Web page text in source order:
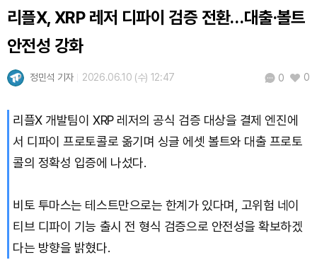
리플X, XRP 레저 디파이 검증 전환…대출·볼트
안전성 강화
정민석 기자 2026.06.10 (수) 12:47 0 0
리플X 개발팀이 XRP 레저의 공식 검증 대상을 결제 엔진에
서 디파이 프로토콜로 옮기며 싱글 에셋 볼트와 대출 프로토
콜의 정확성 입증에 나섰다.
비토 투마스는 테스트만으로는 한계가 있다며, 고위험 네이
티브 디파이 기능 출시 전 형식 검증으로 안전성을 확보하겠
다는 방향을 밝혔다.